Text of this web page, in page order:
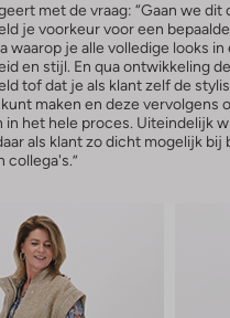
met de vraag: “Gaan we
je voorkeur voor een
waarop je alle volledige looks
en stijl. En qua ontwikkeling
tof dat je als klant zelf de
maken en deze vervolgens
in het hele proces. Uiteindelijk
als klant zo dicht mogelijk
collega's.”